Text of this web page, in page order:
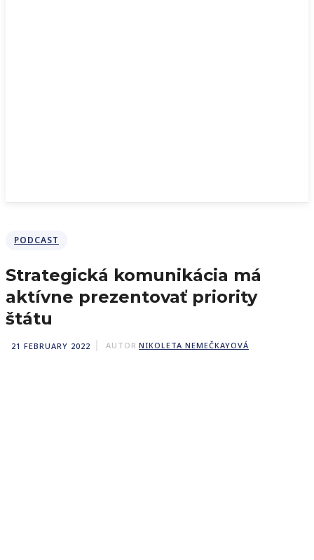
PODCAST
Strategická komunikácia má
aktívne prezentovať priority
štátu
21 FEBRUARY 2022 AUTOR NIKOLETA NEMEČKAYOVÁ